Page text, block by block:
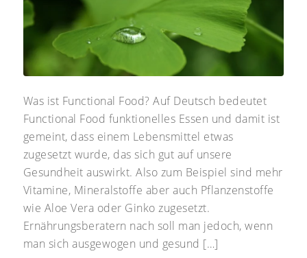
Was ist Functional Food? Auf Deutsch bedeutet
Functional Food funktionelles Essen und damit ist
gemeint, dass einem Lebensmittel etwas
zugesetzt wurde, das sich gut auf unsere
Gesundheit auswirkt. Also zum Beispiel sind mehr
Vitamine, Mineralstoffe aber auch Pflanzenstoffe
wie Aloe Vera oder Ginko zugesetzt.
Ernährungsberatern nach soll man jedoch, wenn
man sich ausgewogen und gesund […]